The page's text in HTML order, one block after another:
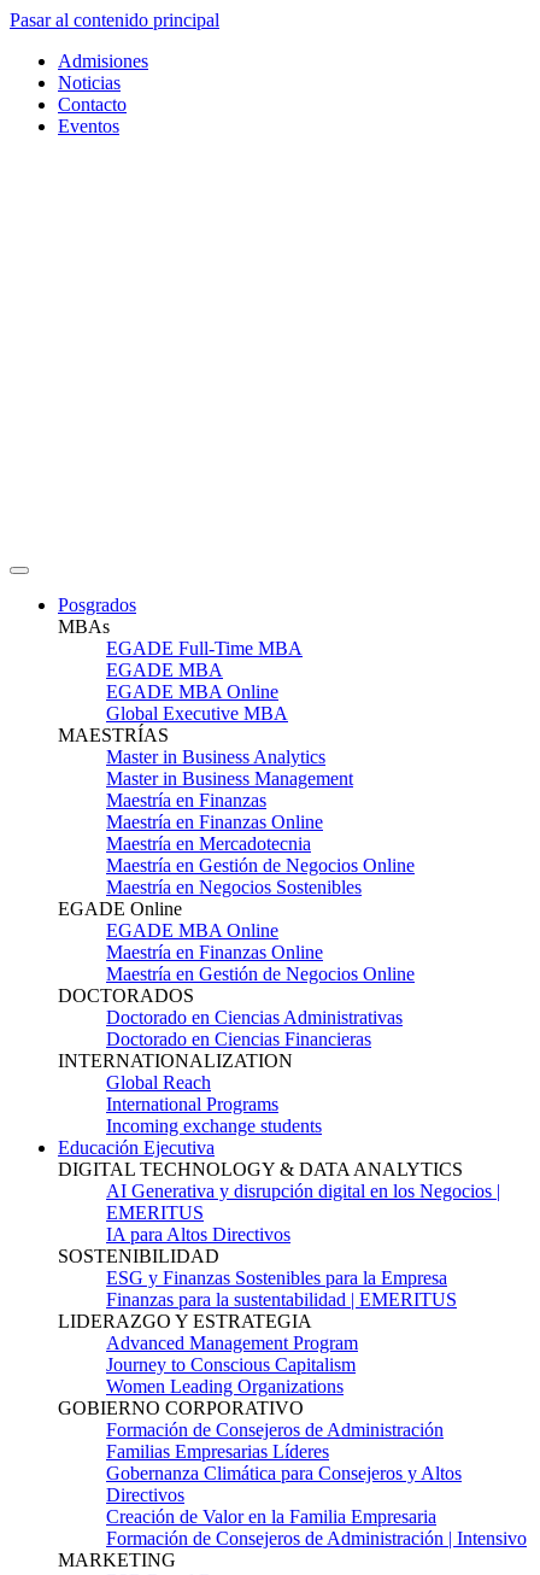
Pasar al contenido principal
Admisiones
Noticias
Contacto
Eventos
Posgrados
MBAs
EGADE Full-Time MBA
EGADE MBA
EGADE MBA Online
Global Executive MBA
MAESTRÍAS
Master in Business Analytics
Master in Business Management
Maestría en Finanzas
Maestría en Finanzas Online
Maestría en Mercadotecnia
Maestría en Gestión de Negocios Online
Maestría en Negocios Sostenibles
EGADE Online
EGADE MBA Online
Maestría en Finanzas Online
Maestría en Gestión de Negocios Online
DOCTORADOS
Doctorado en Ciencias Administrativas
Doctorado en Ciencias Financieras
INTERNATIONALIZATION
Global Reach
International Programs
Incoming exchange students
Educación Ejecutiva
DIGITAL TECHNOLOGY & DATA ANALYTICS
AI Generativa y disrupción digital en los Negocios |
EMERITUS
IA para Altos Directivos
SOSTENIBILIDAD
ESG y Finanzas Sostenibles para la Empresa
Finanzas para la sustentabilidad | EMERITUS
LIDERAZGO Y ESTRATEGIA
Advanced Management Program
Journey to Conscious Capitalism
Women Leading Organizations
GOBIERNO CORPORATIVO
Formación de Consejeros de Administración
Familias Empresarias Líderes
Gobernanza Climática para Consejeros y Altos
Directivos
Creación de Valor en la Familia Empresaria
Formación de Consejeros de Administración | Intensivo
MARKETING